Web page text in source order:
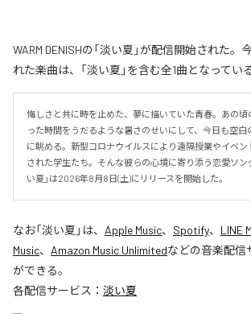
WARM DENISHの「淡い夏」が配信開始された
れた楽曲は、「淡い夏」を含む全1曲となっている
悔しさと共に時を止めた、夢に描いていた青春。あの頃
った時間をうだるような暑さのせいにして、今日も空白
に眺める。新型コロナウイルスにより遠隔授業やイベン
された学生たち。そんな彼らの心境に寄り添う恋愛ソン
い夏」は2026年8月8日(土)にリリースを開始した。
なお「淡い夏 」は、 Apple Music、 Spotify、 LINE
Music、 Amazon Music Unlimitedなどの音楽配信
ができる。
各配信サービス： 淡い夏